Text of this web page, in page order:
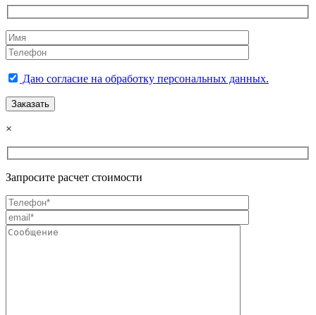
Даю согласие на обработку персональных данных.
×
Запросите расчет стоимости